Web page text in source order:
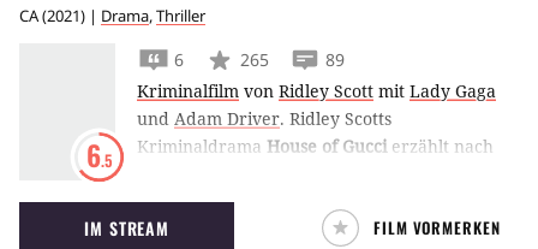
CA(2021) | Drama,Thriller
6.5
6 265
89
Kriminalfilm von Ridley Scott mit Lady Gaga
und Adam Driver. Ridley Scotts
Kriminaldrama House of Gucci erzählt nach
das berühmte Modehaus einheiratet und für
ihren Erfolg bereit ist, über Leichen zu gehen.
IM STREAM FILM VORMERKEN